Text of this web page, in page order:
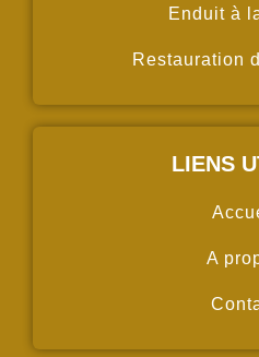
Enduit à
Restauration
LIENS
A